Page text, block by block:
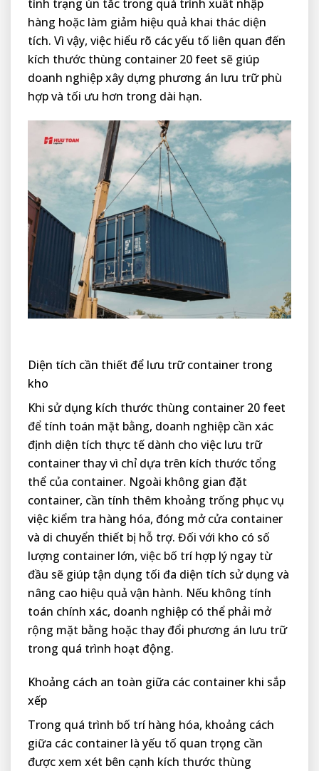
tình trạng ùn tắc trong quá trình xuất nhập
hàng hoặc làm giảm hiệu quả khai thác diện
tích. Vì vậy, việc hiểu rõ các yếu tố liên quan đến
kích thước thùng container 20 feet sẽ giúp
doanh nghiệp xây dựng phương án lưu trữ phù
hợp và tối ưu hơn trong dài hạn.
Diện tích cần thiết để lưu trữ container trong
kho
Khi sử dụng kích thước thùng container 20 feet
để tính toán mặt bằng, doanh nghiệp cần xác
định diện tích thực tế dành cho việc lưu trữ
container thay vì chỉ dựa trên kích thước tổng
thể của container. Ngoài không gian đặt
container, cần tính thêm khoảng trống phục vụ
việc kiểm tra hàng hóa, đóng mở cửa container
và di chuyển thiết bị hỗ trợ. Đối với kho có số
lượng container lớn, việc bố trí hợp lý ngay từ
đầu sẽ giúp tận dụng tối đa diện tích sử dụng và
nâng cao hiệu quả vận hành. Nếu không tính
toán chính xác, doanh nghiệp có thể phải mở
rộng mặt bằng hoặc thay đổi phương án lưu trữ
trong quá trình hoạt động.
Khoảng cách an toàn giữa các container khi sắp
xếp
Trong quá trình bố trí hàng hóa, khoảng cách
giữa các container là yếu tố quan trọng cần
được xem xét bên cạnh kích thước thùng